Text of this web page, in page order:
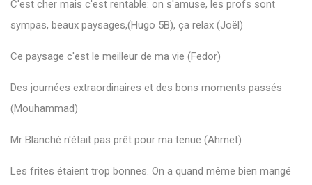
C'est cher mais c'est rentable: on s'amuse, les profs sont
sympas, beaux paysages,(Hugo 5B), ça relax (Joël)
Ce paysage c'est le meilleur de ma vie (Fedor)
Des journées extraordinaires et des bons moments passés
(Mouhammad)
Mr Blanché n'était pas prêt pour ma tenue (Ahmet)
Les frites étaient trop bonnes. On a quand même bien mangé